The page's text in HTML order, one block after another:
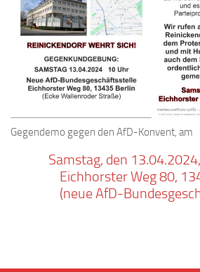
Gegendemo gegen den AfD-Konvent, am
Samstag, den
Eichhorster Weg 80,
(neue AfD-